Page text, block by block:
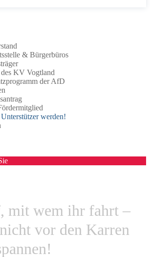
& Bürgerbüros
des KV Vogtland
der AfD
werden!
mit wem ihr fahrt –
vor den Karren